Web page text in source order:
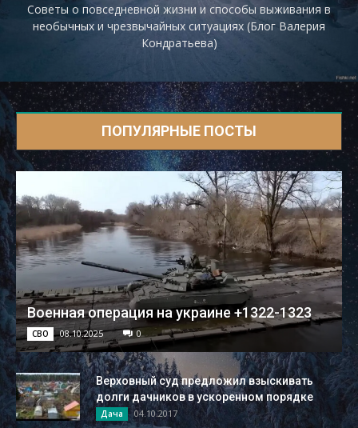
Советы о повседневной жизни и способы выживания в
необычных и чрезвычайных ситуациях (Блог Валерия
Кондратьева)
ПОПУЛЯРНЫЕ ПОСТЫ
Военная операция на украине +1322-1323
СВО 08.10.2025 0
Верховный суд предложил взыскивать
долги дачников в ускоренном порядке
Дача 04.10.2017